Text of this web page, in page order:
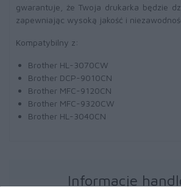
gwarantuje, że Twoja drukarka będzie
zapewniając wysoką jakość i
Kompatybilny z:
Brother HL-3070CW
Brother DCP-9010CN
Brother MFC-9120CN
Brother MFC-9320CW
Brother HL-3040CN
Informacje